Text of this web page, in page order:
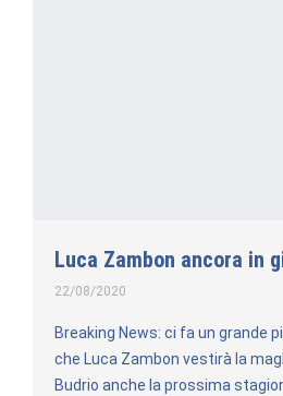
Luca Zambon ancora in
22/08/2020
Breaking News: ci fa un grande
che Luca Zambon vestirà la
Budrio anche la prossima